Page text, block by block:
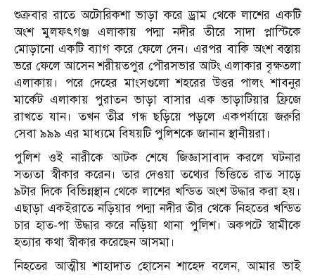
শুক্রবার রাতে অটোরিকশা ভাড়া করে ড্রাম থেকে লাশের একটি
অংশ মুলফৎগঞ্জ এলাকায় পদ্মা নদীর তীরে সাদা প্লাস্টিকে
মোড়ানো একটি ব্যাগ করে ফেলে দেন। এরপর বাকি অংশ বস্তায়
ভরে ফেলে আসেন শরীয়তপুর পৌরসভার আটং এলাকার বৃক্ষতলা
এলাকায়। পরে দেহের মাংসগুলো শহরের উত্তর পালং শাবনুর
মার্কেট এলাকায় পুরাতন ভাড়া বাসার এক ভাড়াটিয়ার ফ্রিজে
রাখতে যান। তখন তীব্র গন্ধ ছড়িয়ে পড়লে একপর্যায়ে জরুরি
সেবা ৯৯৯ এর মাধ্যমে বিষয়টি পুলিশকে জানান স্থানীয়রা।
পুলিশ ওই নারীকে আটক শেষে জিজ্ঞাসাবাদ করলে ঘটনার
সত্যতা স্বীকার করেন। তার দেওয়া তথ্যের ভিত্তিতে রাত সাড়ে
৯টার দিকে বিভিন্নস্থান থেকে লাশের খন্ডিত অংশ উদ্ধার করা হয়।
এছাড়া একইরাতে নড়িয়ার পদ্মা নদীর তীর থেকে নিহতের খন্ডিত
চার হাত-পা উদ্ধার করে নড়িয়া থানা পুলিশ। অকপটে স্বামীকে
হত্যার কথা স্বীকার করেছেন আসমা।
নিহতের আত্মীয় শাহাদাত হোসেন শাহেদ বলেন, আমার ভাই